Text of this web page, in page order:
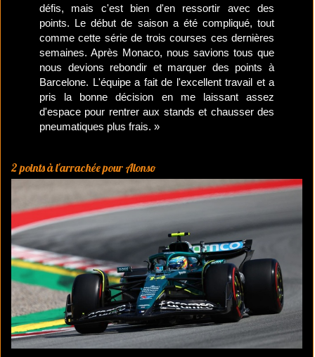
défis, mais c'est bien d'en ressortir avec des
points. Le début de saison a été compliqué, tout
comme cette série de trois courses ces dernières
semaines. Après Monaco, nous savions tous que
nous devions rebondir et marquer des points à
Barcelone. L'équipe a fait de l'excellent travail et a
pris la bonne décision en me laissant assez
d'espace pour rentrer aux stands et chausser des
pneumatiques plus frais. »
2 points à l'arrachée pour Alonso